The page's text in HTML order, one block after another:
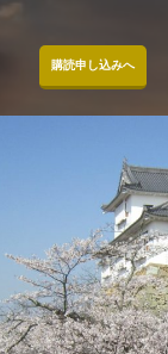
購読申し込みへ